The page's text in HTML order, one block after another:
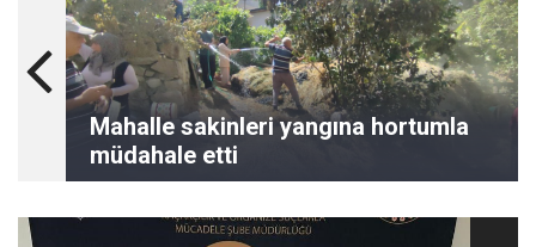
Mahalle sakinleri yangına hortumla
müdahale etti